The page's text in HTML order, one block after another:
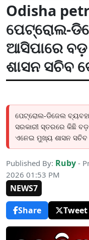
Odisha
ପେଟ୍ରୋଲ-
ଆସିପାରେ
ଶାସନ ସଚିବ
ପେଟ୍ରୋଲ-ଡିଜେଲ
ସରକାରୀ ସ୍ତରରେ କିଛି
ଏନେଇ ମୁଖ୍ୟ ଶାସନ ସଚିବ
Published By: Ruby -
2026 01:53 PM
NEWS7
Share
Tweet